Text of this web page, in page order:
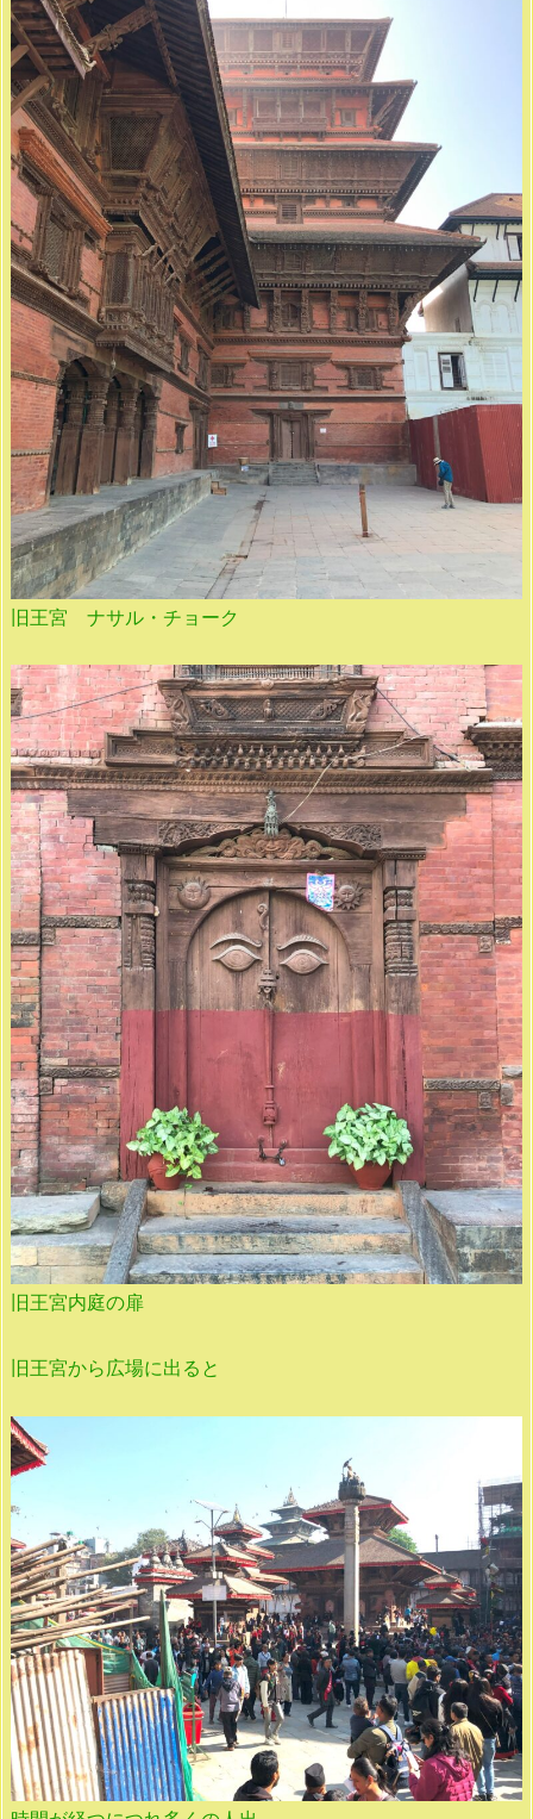
旧王宮 ナサル・チョーク
旧王宮内庭の扉
旧王宮から広場に出ると